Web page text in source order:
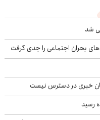
شد
خبری در دسترس نیست
رسید